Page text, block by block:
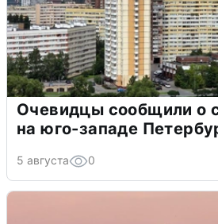
Очевидцы сообщили о
на юго-западе
5 августа 0